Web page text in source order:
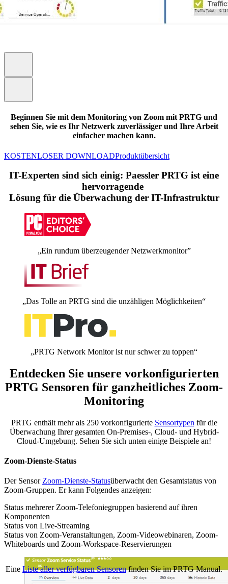
Beginnen Sie mit dem Monitoring von Zoom mit PRTG und
sehen Sie, wie es Ihr Netzwerk zuverlässiger und Ihre Arbeit
einfacher machen kann.
KOSTENLOSER DOWNLOADProduktübersicht
IT-Experten sind sich einig: Paessler PRTG ist eine
hervorragende
Lösung für die Überwachung der IT-Infrastruktur
„Ein rundum überzeugender Netzwerkmonitor”
„Das Tolle an PRTG sind die unzähligen Möglichkeiten“
„PRTG Network Monitor ist nur schwer zu toppen“
Entdecken Sie unsere vorkonfigurierten
PRTG Sensoren für ganzheitliches Zoom-
Monitoring
PRTG enthält mehr als 250 vorkonfigurierte Sensortypen für die
Überwachung Ihrer gesamten On-Premises-, Cloud- und Hybrid-
Cloud-Umgebung. Sehen Sie sich unten einige Beispiele an!
Zoom-Dienste-Status
Der Sensor Zoom-Dienste-Statusüberwacht den Gesamtstatus von
Zoom-Gruppen. Er kann Folgendes anzeigen:
Status mehrerer Zoom-Telefoniegruppen basierend auf ihren
Komponenten
Status von Live-Streaming
Status von Zoom-Veranstaltungen, Zoom-Videowebinaren, Zoom-
Whiteboards und Zoom-Workspace-Reservierungen
Eine Liste aller verfügbaren Sensorenfinden Sie im PRTG Manual.